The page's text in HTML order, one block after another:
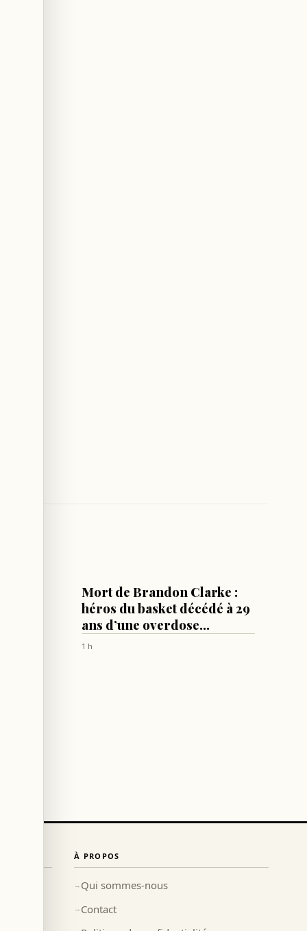
Mort de Brandon Clarke :
héros du basket décédé à 29
ans d’une overdose
d’héroïne et de cocaïne
1 h
À PROPOS
→ Qui sommes-nous
→ Contact